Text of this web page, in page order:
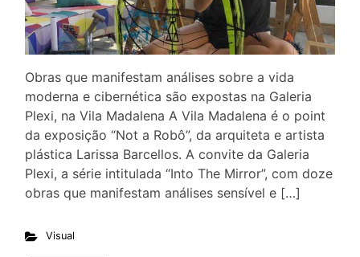
Obras que manifestam análises sobre a vida
moderna e cibernética são expostas na Galeria
Plexi, na Vila Madalena A Vila Madalena é o point
da exposição “Not a Robô”, da arquiteta e artista
plástica Larissa Barcellos. A convite da Galeria
Plexi, a série intitulada “Into The Mirror”, com doze
obras que manifestam análises sensível e […]
Visual